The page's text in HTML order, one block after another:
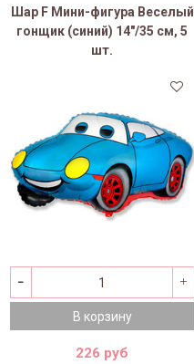
Шар F Мини-фигура Веселый
гонщик (синий) 14"/35 см, 5
шт.
В корзину
226 руб